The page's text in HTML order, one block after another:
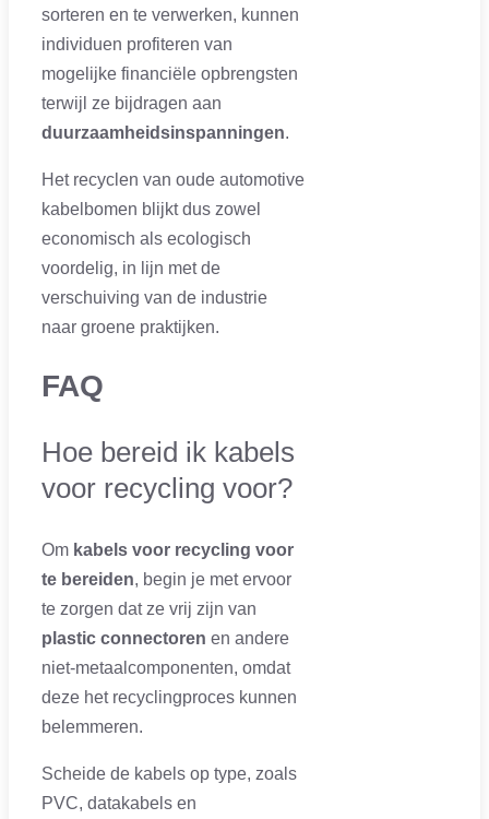
sorteren en te verwerken, kunnen
individuen profiteren van
mogelijke financiële opbrengsten
terwijl ze bijdragen aan
duurzaamheidsinspanningen.
Het recyclen van oude automotive
kabelbomen blijkt dus zowel
economisch als ecologisch
voordelig, in lijn met de
verschuiving van de industrie
naar groene praktijken.
FAQ
Hoe bereid ik kabels
voor recycling voor?
Om kabels voor recycling voor
te bereiden, begin je met ervoor
te zorgen dat ze vrij zijn van
plastic connectoren en andere
niet-metaalcomponenten, omdat
deze het recyclingproces kunnen
belemmeren.
Scheide de kabels op type, zoals
PVC, datakabels en